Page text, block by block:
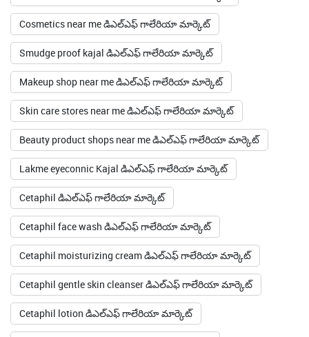
Cosmetics near me డిఎల్ఎఫ్ గాలేరియా మార్కెట్
Smudge proof kajal డిఎల్ఎఫ్ గాలేరియా మార్కెట్
Makeup shop near me డిఎల్ఎఫ్ గాలేరియా మార్కెట్
Skin care stores near me డిఎల్ఎఫ్ గాలేరియా మార్కెట్
Beauty product shops near me డిఎల్ఎఫ్ గాలేరియా మార్కెట్
Lakme eyeconnic Kajal డిఎల్ఎఫ్ గాలేరియా మార్కెట్
Cetaphil డిఎల్ఎఫ్ గాలేరియా మార్కెట్
Cetaphil face wash డిఎల్ఎఫ్ గాలేరియా మార్కెట్
Cetaphil moisturizing cream డిఎల్ఎఫ్ గాలేరియా మార్కెట్
Cetaphil gentle skin cleanser డిఎల్ఎఫ్ గాలేరియా మార్కెట్
Cetaphil lotion డిఎల్ఎఫ్ గాలేరియా మార్కెట్